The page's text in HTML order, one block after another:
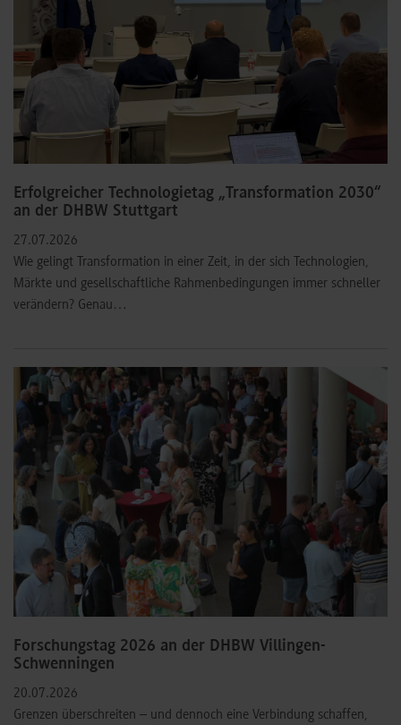
Erfolgreicher Technologietag „Transformation 2030“
an der DHBW Stuttgart
27.07.2026
Wie gelingt Transformation in einer Zeit, in der sich Technologien,
Märkte und gesellschaftliche Rahmenbedingungen immer schneller
verändern? Genau…
Forschungstag 2026 an der DHBW Villingen-
Schwenningen
20.07.2026
Grenzen überschreiten – und dennoch eine Verbindung schaffen,